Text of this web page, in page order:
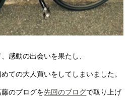
感動の出会いを果たし、
ての大人買いをしてしまいました。
藤のブログを先回のブログで取り上げ